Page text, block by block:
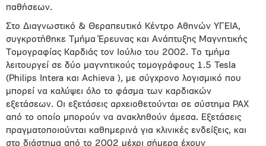
παθήσεων.
Στο Διαγνωστικό & Θεραπευτικό Κέντρο Αθηνών ΥΓΕΙΑ,
συγκροτήθηκε Τμήμα Έρευνας και Ανάπτυξης Μαγνητικής
Τομογραφίας Καρδιάς τον Ιούλιο του 2002. Το τμήμα
λειτουργεί σε δύο μαγνητικούς τομογράφους 1.5 Tesla
(Philips Intera και Achieva ), με σύγχρονο λογισμικό που
μπορεί να καλύψει όλο το φάσμα των καρδιακών
εξετάσεων. Οι εξετάσεις αρχειοθετούνται σε σύστημα PAX
από το οποίο μπορούν να ανακληθούν άμεσα. Εξετάσεις
πραγματοποιούνται καθημερινά για κλινικές ενδείξεις, και
στο διάστημα από το 2002 μέχρι σήμερα έχουν